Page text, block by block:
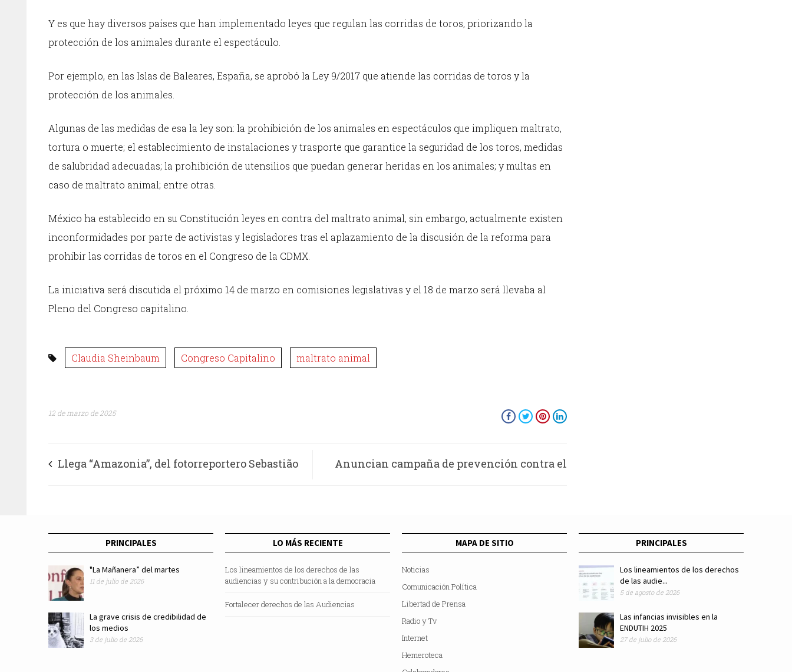
Y es que hay diversos países que han implementado leyes que regulan las corridas de toros, priorizando la
protección de los animales durante el espectáculo.
Por ejemplo, en las Islas de Baleares, España, se aprobó la Ley 9/2017 que atiende las corridas de toros y la
protección de los animales.
Algunas de las medidas de esa la ley son: la prohibición de los animales en espectáculos que impliquen maltrato,
tortura o muerte; el establecimiento de instalaciones y trasporte que garantice la seguridad de los toros, medidas
de salubridad adecuadas; la prohibición de utensilios que puedan generar heridas en los animales; y multas en
caso de maltrato animal; entre otras.
México ha establecido en su Constitución leyes en contra del maltrato animal, sin embargo, actualmente existen
inconformidades por parte de activistas y legisladores tras el aplazamiento de la discusión de la reforma para
prohibir las corridas de toros en el Congreso de la CDMX.
La iniciativa será discutida el próximo 14 de marzo en comisiones legislativas y el 18 de marzo será llevaba al
Pleno del Congreso capitalino.
Claudia Sheinbaum Congreso Capitalino maltrato animal
12 de marzo de 2025
Llega “Amazonia”, del fotorreportero Sebastião Anuncian campaña de prevención contra el
PRINCIPALES
"La Mañanera” del martes
11 de julio de 2026
La grave crisis de credibilidad de
los medios
3 de julio de 2026
LO MÁS RECIENTE
Los lineamientos de los derechos de las
audiencias y su contribución a la democracia
Fortalecer derechos de las Audiencias
MAPA DE SITIO
Noticias
Comunicación Política
Libertad de Prensa
Radio y Tv
Internet
Hemeroteca
PRINCIPALES
Los lineamientos de los derechos
de las audie...
5 de agosto de 2026
Las infancias invisibles en la
ENDUTIH 2025
27 de julio de 2026